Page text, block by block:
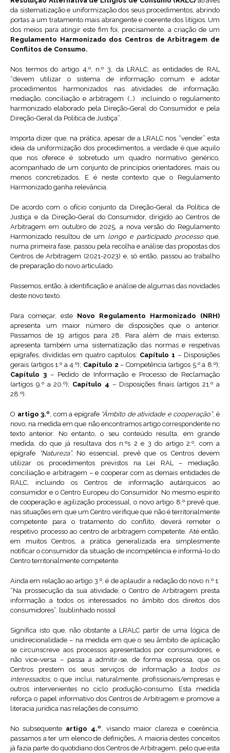
da sistematização e uniformização dos seus procedimentos, abrindo
portas a um tratamento mais abrangente e coerente dos litígios. Um
dos meios para atingir este fim foi, precisamente, a criação de um
Regulamento Harmonizado dos Centros de Arbitragem de
Conflitos de Consumo.
Nos termos do artigo 4.º, n.º 3, da LRALC, as entidades de RAL
“devem utilizar o sistema de informação comum e adotar
procedimentos harmonizados nas atividades de informação,
mediação, conciliação e arbitragem (…) incluindo o regulamento
harmonizado elaborado pela Direção-Geral do Consumidor e pela
Direção-Geral da Política de Justiça”.
Importa dizer que, na prática, apesar de a LRALC nos “vender” esta
ideia da uniformização dos procedimentos, a verdade é que aquilo
que nos oferece é sobretudo um quadro normativo genérico,
acompanhado de um conjunto de princípios orientadores, mais ou
menos concretizados. E é neste contexto que o Regulamento
Harmonizado ganha relevância.
De acordo com o ofício conjunto da Direção-Geral da Política de
Justiça e da Direção-Geral do Consumidor, dirigido ao Centros de
Arbitragem em outubro de 2025, a nova versão do Regulamento
Harmonizado resultou de um longoe participado processoque,
numa primeira fase, passou pela recolha e análise das propostas dos
Centros de Arbitragem (2021-2023) e, só então, passou ao trabalho
de preparação do novo articulado.
Passemos, então, à identificação e análise de algumas das novidades
deste novo texto.
Para começar, este Novo Regulamento Harmonizado (NRH)
apresenta um maior número de disposições que o anterior.
Passamos de 19 artigos para 28. Para além de mais extenso,
apresenta também uma sistematização das normas e respetivas
epígrafes, divididas em quatro capítulos: Capítulo 1 – Disposições
gerais (artigos 1.º a 4.º); Capítulo 2 – Competência (artigos 5.º a 8.º);
Capítulo 3 – Pedido de Informação e Processo de Reclamação
(artigos 9.º a 20.º); Capítulo 4 – Disposições finais (artigos 21.º a
28.º).
O artigo 3.º, com a epígrafe “Âmbito de atividade e cooperação”, é
novo, na medida em que não encontramos artigo correspondente no
texto anterior. No entanto, o seu conteúdo resulta, em grande
medida, do que já resultava dos n.ºs 2 e 3 do artigo 2.º, com a
epígrafe
“Natureza”.No essencial, prevê que os Centros devem
utilizar os procedimentos previstos na Lei RAL – mediação,
conciliação e arbitragem – e cooperar com as demais entidades de
RALC, incluindo os Centros de informação autárquicos ao
consumidor e o Centro Europeu do Consumidor. No mesmo espírito
de cooperação e agilização processual, o novo artigo 8.º prevê que,
nas situações em que um Centro verifique que não é territorialmente
competente para o tratamento do conflito, deverá remeter o
respetivo processo ao centro de arbitragem competente. Até então,
em muitos Centros, a prática generalizada era simplesmente
notificar o consumidor da situação de incompetência e informá-lo do
Centro territorialmente competente.
Ainda em relação ao artigo 3.º, é de aplaudir a redação do novo n.º 1:
“Na prossecução da sua atividade, o Centro de Arbitragem presta
informação a todos os interessados no âmbito dos direitos dos
consumidores”. [sublinhado nosso]
Significa isto que, não obstante a LRALC partir de uma lógica de
unidirecionalidade – na medida em que o seu âmbito de aplicação
se circunscreve aos processos apresentados por consumidores, e
não vice-versa – passa a admitir-se, de forma expressa, que os
Centros prestem os seus serviços de informação a todos os
interessados, o que inclui, naturalmente, profissionais/empresas e
outros intervenientes no ciclo produção-consumo. Esta medida
reforça o papel informativo dos Centros de Arbitragem e promove a
literacia jurídica nas relações de consumo.
No subsequente artigo 4.º, visando maior clareza e coerência,
passamos a ter um elenco de definições. A maioria destes conceitos
já fazia parte do quotidiano dos Centros de Arbitragem, pelo que esta